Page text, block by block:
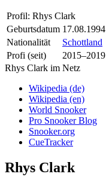
Profil: Rhys Clark
Geburtsdatum 17.08.1994
Nationalität
Schottland
Profi (seit)
2015–2019
Rhys Clark im Netz
Wikipedia (de)
Wikipedia (en)
World Snooker
Pro Snooker Blog
Snooker.org
CueTracker
Rhys Clark